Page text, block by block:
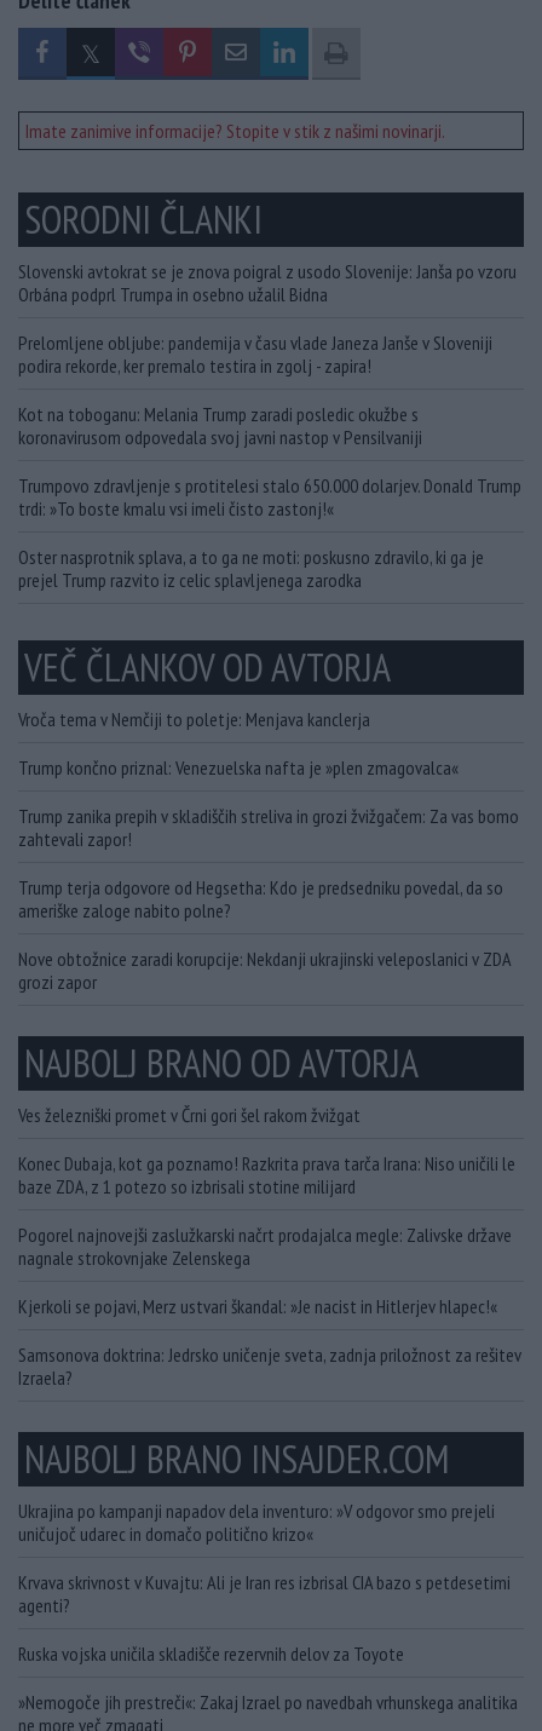
Imate zanimive informacije? Stopite v stik z našimi novinarji.
SORODNI ČLANKI
Slovenski avtokrat se je znova poigral z usodo Slovenije: Janša po vzoru
Orbána podprl Trumpa in osebno užalil Bidna
Prelomljene obljube: pandemija v času vlade Janeza Janše v Sloveniji
podira rekorde, ker premalo testira in zgolj - zapira!
Kot na toboganu: Melania Trump zaradi posledic okužbe s
koronavirusom odpovedala svoj javni nastop v Pensilvaniji
Trumpovo zdravljenje s protitelesi stalo 650.000 dolarjev. Donald Trump
trdi: »To boste kmalu vsi imeli čisto zastonj!«
Oster nasprotnik splava, a to ga ne moti: poskusno zdravilo, ki ga je
prejel Trump razvito iz celic splavljenega zarodka
VEČ ČLANKOV OD AVTORJA
Vroča tema v Nemčiji to poletje: Menjava kanclerja
Trump končno priznal: Venezuelska nafta je »plen zmagovalca«
Trump zanika prepih v skladiščih streliva in grozi žvižgačem: Za vas bomo
zahtevali zapor!
Trump terja odgovore od Hegsetha: Kdo je predsedniku povedal, da so
ameriške zaloge nabito polne?
Nove obtožnice zaradi korupcije: Nekdanji ukrajinski veleposlanici v ZDA
grozi zapor
NAJBOLJ BRANO OD AVTORJA
Ves železniški promet v Črni gori šel rakom žvižgat
Konec Dubaja, kot ga poznamo! Razkrita prava tarča Irana: Niso uničili le
baze ZDA, z 1 potezo so izbrisali stotine milijard
Pogorel najnovejši zaslužkarski načrt prodajalca megle: Zalivske države
nagnale strokovnjake Zelenskega
Kjerkoli se pojavi, Merz ustvari škandal: »Je nacist in Hitlerjev hlapec!«
Samsonova doktrina: Jedrsko uničenje sveta, zadnja priložnost za rešitev
Izraela?
NAJBOLJ BRANO INSAJDER.COM
Ukrajina po kampanji napadov dela inventuro: »V odgovor smo prejeli
uničujoč udarec in domačo politično krizo«
Krvava skrivnost v Kuvajtu: Ali je Iran res izbrisal CIA bazo s petdesetimi
agenti?
Ruska vojska uničila skladišče rezervnih delov za Toyote
»Nemogoče jih prestreči«: Zakaj Izrael po navedbah vrhunskega analitika
ne more več zmagati